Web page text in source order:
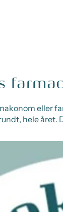
eller
hele året.